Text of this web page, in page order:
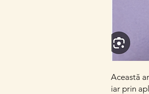
Această
iar prin